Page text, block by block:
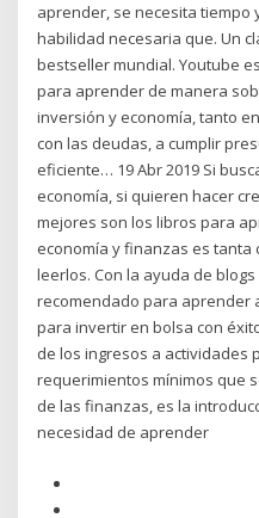
aprender, se necesita
habilidad necesaria que. Un
bestseller mundial. Youtube
para aprender de manera
inversión y economía, tanto
con las deudas, a cumplir
eficiente… 19 Abr 2019 Si
economía, si quieren hacer
mejores son los libros para
economía y finanzas es tanta
leerlos. Con la ayuda de
recomendado para aprender
para invertir en bolsa con
de los ingresos a actividades
requerimientos mínimos que
de las finanzas, es la
necesidad de aprender